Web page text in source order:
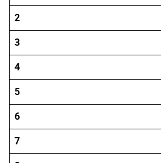
2
3
4
5
6
7